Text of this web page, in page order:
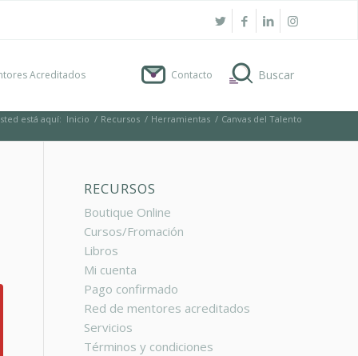
Acreditados Contacto
está aquí: Inicio / Recursos / Herramientas / Canvas del Talento
RECURSOS
Boutique Online
Cursos/Fromación
Libros
Mi cuenta
Pago confirmado
Red de mentores acreditados
Servicios
Términos y condiciones